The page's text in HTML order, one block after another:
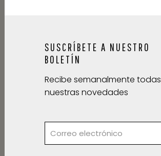
SUSCRÍBETE A NUESTRO
BOLETÍN
Recibe semanalmente todas
nuestras novedades